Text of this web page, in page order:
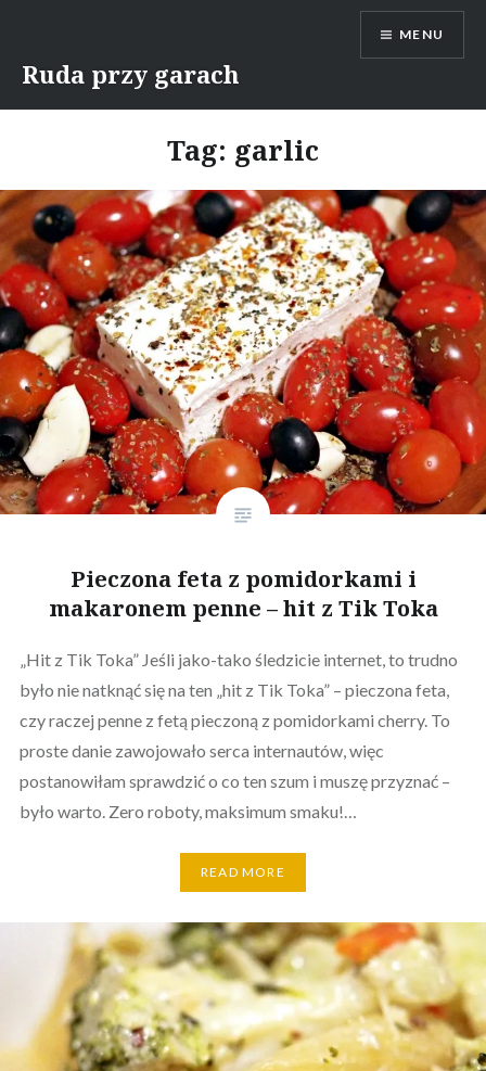
content
Ruda przy garach
MENU
Tag: garlic
Pieczona feta z pomidorkami i
makaronem penne – hit z Tik Toka
„Hit z Tik Toka” Jeśli jako-tako śledzicie internet, to trudno
było nie natknąć się na ten „hit z Tik Toka” – pieczona feta,
czy raczej penne z fetą pieczoną z pomidorkami cherry. To
proste danie zawojowało serca internautów, więc
postanowiłam sprawdzić o co ten szum i muszę przyznać –
było warto. Zero roboty, maksimum smaku!…
READ MORE